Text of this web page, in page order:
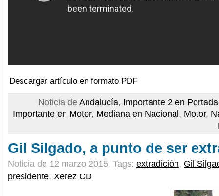
Descargar artículo en formato PDF
Noticia de Andalucía, Importante 2 en Portada
Importante en Motor, Mediana en Nacional , Motor,
Gil Silgado, a punto de ser
Noticia de 12 marzo 2015. Tags: extradición, Gil
presidente, Xerez CD